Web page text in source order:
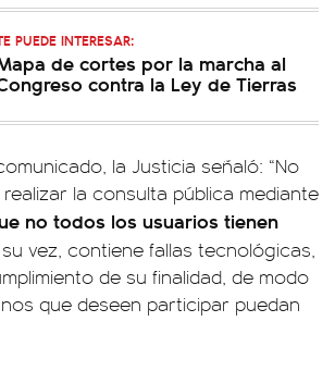
PUEDE INTERESAR:
de cortes por la marcha al
contra la Ley de Tierras
la Justicia señaló: “No
la consulta pública mediante
no todos los usuarios tienen
vez, contiene fallas tecnológicas,
de su finalidad, de modo
que deseen participar puedan